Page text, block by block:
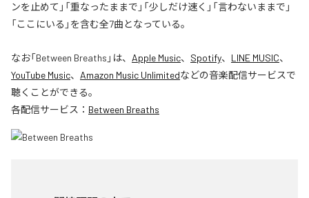
ンを止めて」「重なったままで」「少しだけ速く」「言わないままで」
「ここにいる」を含む全7曲となっている。
なお「Between Breaths 」は、 Apple Music、 Spotify、 LINE MUSIC、
YouTube Music、 Amazon Music Unlimitedなどの音楽配信サービスで
聴くことができる。
各配信サービス： Between Breaths